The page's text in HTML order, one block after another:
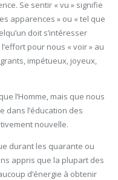
Se sentir « vu » signifie
apparences » ou « tel que
doit s’intéresser
pour nous « voir » au
impétueux, joyeux,
l’Homme, mais que nous
dans l’éducation des
nouvelle.
durant les quarante ou
appris que la plupart des
d’énergie à obtenir